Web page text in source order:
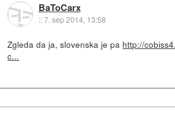
BaToCarx
::7. sep 2014, 13:58
Zgleda da ja, slovenska je pa http://
c...